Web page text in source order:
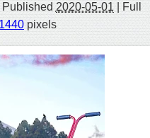
Published 2020-05-01
Full
pixels